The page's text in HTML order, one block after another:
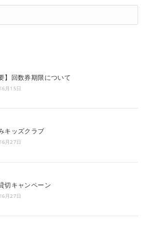
】回数券期限について
6月15日
キッズクラブ
6月27日
切キャンペーン
6月27日